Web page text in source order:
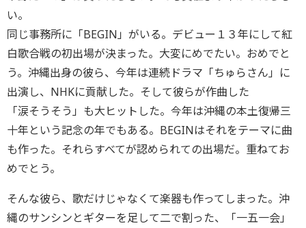
い。
同じ事務所に「BEGIN」がいる。デビュー１３年にして紅
白歌合戦の初出場が決まった。大変にめでたい。おめでと
う。沖縄出身の彼ら、今年は連続ドラマ「ちゅらさん」に
出演し、NHKに貢献した。そして彼らが作曲した
「涙そうそう」も大ヒットした。今年は沖縄の本土復帰三
十年という記念の年でもある。BEGINはそれをテーマに曲
も作った。それらすべてが認められての出場だ。重ねてお
めでとう。
そんな彼ら、歌だけじゃなくて楽器も作ってしまった。沖
縄のサンシンとギターを足して二で割った、「一五一会」